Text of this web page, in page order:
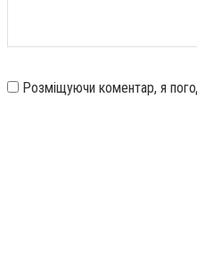
Розміщуючи коментар, я